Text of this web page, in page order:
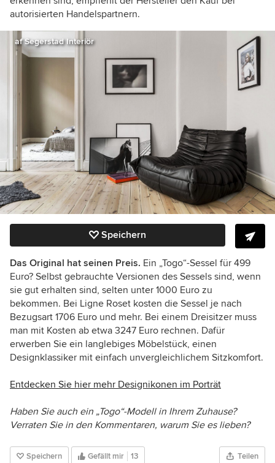
autorisierten Handelspartnern.
af Segerstad Interiör
Speichern
Das Original hat seinen Preis. Ein „Togo“-Sessel für 499
Euro? Selbst gebrauchte Versionen des Sessels sind, wenn
sie gut erhalten sind, selten unter 1000 Euro zu
bekommen. Bei Ligne Roset kosten die Sessel je nach
Bezugsart 1706 Euro und mehr. Bei einem Dreisitzer muss
man mit Kosten ab etwa 3247 Euro rechnen. Dafür
erwerben Sie ein langlebiges Möbelstück, einen
Designklassiker mit einfach unvergleichlichem Sitzkomfort.
Entdecken Sie hier mehr Designikonen im Porträt
Haben Sie auch ein „Togo“-Modell in Ihrem Zuhause?
Verraten Sie in den Kommentaren, warum Sie es lieben?
Speichern Gefällt mir 13 Teilen